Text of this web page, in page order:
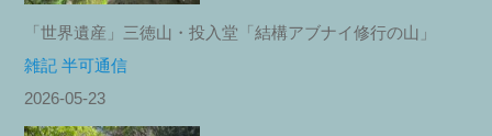
「世界遺産」三徳山・投入堂「結構アブナイ修行の山」
雑記 半可通信
2026-05-23